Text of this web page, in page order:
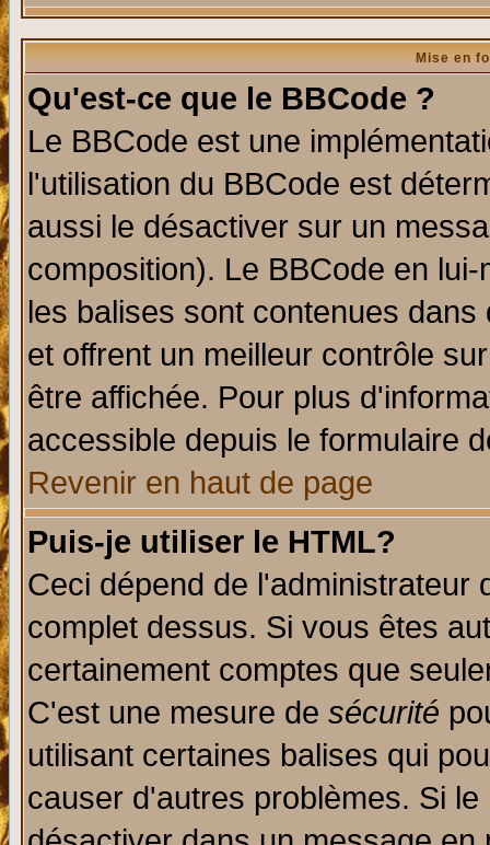
Mise en
Qu'est-ce que le BBCode ?
Le BBCode est une
l'utilisation du BBCode est
aussi le désactiver sur un
composition). Le BBCode en
les balises sont contenues
et offrent un meilleur contrôle
être affichée. Pour plus
accessible depuis le formulaire
Revenir en haut de page
Puis-je utiliser le HTML?
Ceci dépend de l'administrateur
complet dessus. Si vous êtes
certainement comptes que
C'est une mesure de sécurité
utilisant certaines balises qui
causer d'autres problèmes. Si